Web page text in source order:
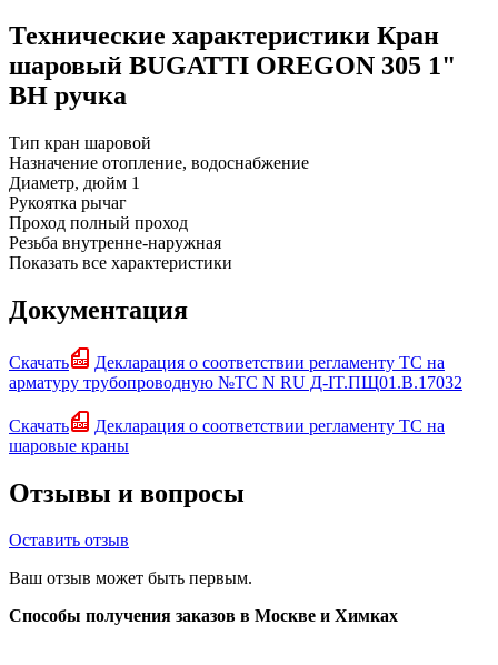
Технические характеристики Кран
шаровый BUGATTI OREGON 305 1"
ВН ручка
Тип кран шаровой
Назначение отопление, водоснабжение
Диаметр, дюйм 1
Рукоятка рычаг
Проход полный проход
Резьба внутренне-наружная
Показать все характеристики
Документация
Скачать
Декларация о соответствии регламенту ТС на
арматуру трубопроводную №TC N RU Д-IT.ПЩ01.B.17032
Скачать
Декларация о соответствии регламенту ТС на
шаровые краны
Отзывы и вопросы
Оставить отзыв
Ваш отзыв может быть первым.
Способы получения заказов в Москве и Химках